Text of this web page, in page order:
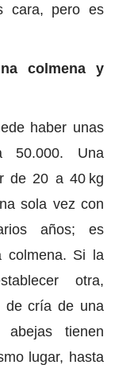
cara, pero es
colmena y
haber unas
50.000. Una
de 20 a 40 kg
sola vez con
años; es
colmena. Si la
otra,
de cría de una
tienen
lugar, hasta